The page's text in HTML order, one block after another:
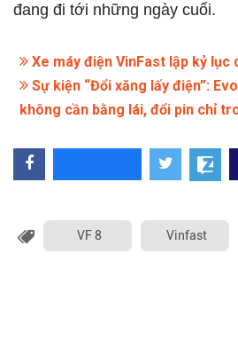
đang đi tới những ngày cuối.
Xe máy điện VinFast lập kỷ
Sự kiện “Đổi xăng lấy điện”:
không cần bằng lái, đổi pin chỉ
VF 8 Vinfast